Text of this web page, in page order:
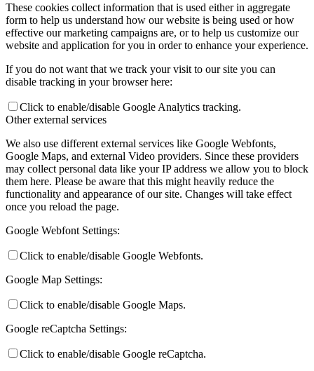
These cookies collect information that is used either in aggregate
form to help us understand how our website is being used or how
effective our marketing campaigns are, or to help us customize our
website and application for you in order to enhance your experience.
If you do not want that we track your visit to our site you can
disable tracking in your browser here:
Click to enable/disable Google Analytics tracking.
Other external services
We also use different external services like Google Webfonts,
Google Maps, and external Video providers. Since these providers
may collect personal data like your IP address we allow you to block
them here. Please be aware that this might heavily reduce the
functionality and appearance of our site. Changes will take effect
once you reload the page.
Google Webfont Settings:
Click to enable/disable Google Webfonts.
Google Map Settings:
Click to enable/disable Google Maps.
Google reCaptcha Settings:
Click to enable/disable Google reCaptcha.